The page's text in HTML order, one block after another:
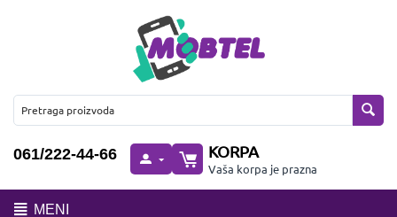
061/222-44-66 KORPA
Vaša korpa je prazna
MENI